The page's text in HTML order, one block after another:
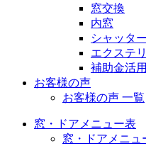
窓交換
内窓
シャッタ
エクステ
補助金活用
お客様の声
お客様の声 一覧
窓・ドアメニュー表
窓・ドアメニュ